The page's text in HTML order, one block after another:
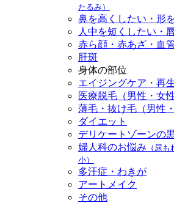
たるみ）
鼻を高くしたい・形
人中を短くしたい・
赤ら顔・赤あざ・血
肝斑
身体の部位
エイジングケア・再
医療脱毛（男性・女性
薄毛・抜け毛（男性
ダイエット
デリケートゾーンの
婦人科のお悩み （尿
小）
多汗症・わきが
アートメイク
その他